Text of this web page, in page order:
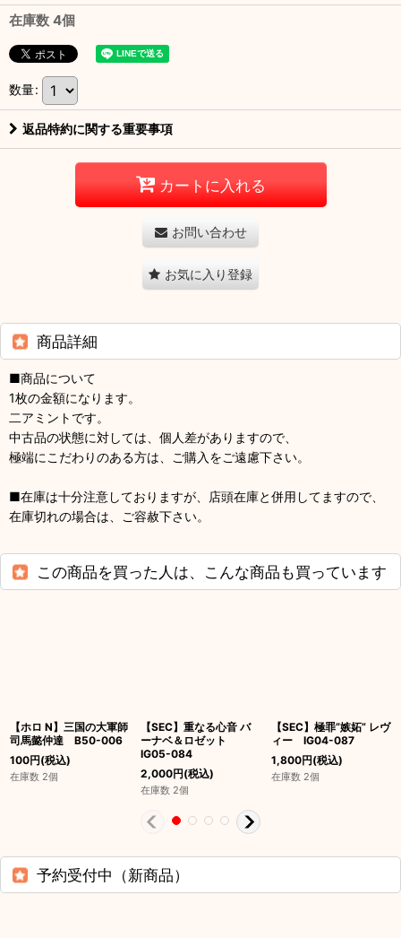
在庫数 4個
数量:
返品特約に関する重要事項
カートに入れる
お問い合わせ
お気に入り登録
商品詳細
■商品について
1枚の金額になります。
二アミントです。
中古品の状態に対しては、個人差がありますので、
極端にこだわりのある方は、ご購入をご遠慮下さい。
■在庫は十分注意しておりますが、店頭在庫と併用してますので、
在庫切れの場合は、ご容赦下さい。
この商品を買った人は、こんな商品も買っています
【ホロ N】三国の大軍師
司馬懿仲達 B50-006
100円(税込)
在庫数 2個
【SEC】重なる心音 バ
ーナベ＆ロゼット
IG05-084
2,000円(税込)
在庫数 2個
【SEC】極罪“嫉妬” レヴ
ィー IG04-087
1,800円(税込)
在庫数 2個
予約受付中（新商品）